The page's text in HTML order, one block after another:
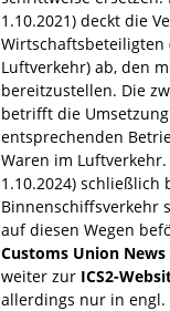
1.10.2021) deckt die
Wirtschaftsbeteiligten
Luftverkehr) ab, den
bereitzustellen. Die
betrifft die
entsprechenden
Waren im
1.10.2024)
Binnenschiffsverkehr
auf diesen Wegen
Customs Union News
weiter zur ICS2-
allerdings nur in engl.